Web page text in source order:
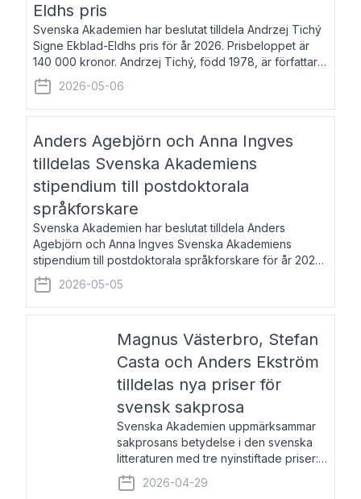
Eldhs pris
Svenska Akademien har beslutat tilldela Andrzej Tichý
Signe Ekblad-Eldhs pris för år 2026. Prisbeloppet är
140 000 kronor. Andrzej Tichý, född 1978, är författare
och kulturskribent. Han debuterade 2005 med den
lovordade romanen Sex liter l
2026-05-06
Anders Agebjörn och Anna Ingves
tilldelas Svenska Akademiens
stipendium till postdoktorala
språkforskare
Svenska Akademien har beslutat tilldela Anders
Agebjörn och Anna Ingves Svenska Akademiens
stipendium till postdoktorala språkforskare för år 2026.
Stipendiebeloppet är 75 000 kronor per mottagare.
Anders Agebjörn, född 1984, är universitet
2026-05-05
Magnus Västerbro, Stefan
Casta och Anders Ekström
tilldelas nya priser för
svensk sakprosa
Svenska Akademien uppmärksammar
sakprosans betydelse i den svenska
litteraturen med tre nyinstiftade priser:
Svenska Akademiens pris till
framstående författare av svensk
2026-04-29